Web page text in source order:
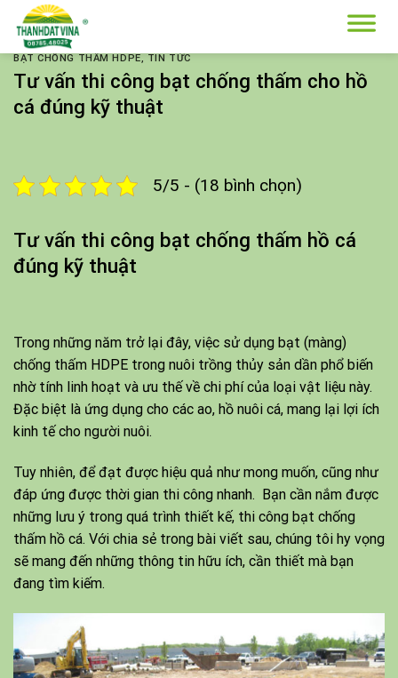
content
BẠT CHỐNG THẤM HDPE, TIN TỨC
Tư vấn thi công bạt chống thấm cho hồ
cá đúng kỹ thuật
5/5 - (18 bình chọn)
Tư vấn thi công bạt chống thấm hồ cá
đúng kỹ thuật
Trong những năm trở lại đây, việc sử dụng bạt (màng)
chống thấm HDPE trong nuôi trồng thủy sản dần phổ biến
nhờ tính linh hoạt và ưu thế về chi phí của loại vật liệu này.
Đặc biệt là ứng dụng cho các ao, hồ nuôi cá, mang lại lợi ích
kinh tế cho người nuôi.
Tuy nhiên, để đạt được hiệu quả như mong muốn, cũng như
đáp ứng được thời gian thi công nhanh. Bạn cần nắm được
những lưu ý trong quá trình thiết kế, thi công bạt chống
thấm hồ cá. Với chia sẻ trong bài viết sau, chúng tôi hy vọng
sẽ mang đến những thông tin hữu ích, cần thiết mà bạn
đang tìm kiếm.